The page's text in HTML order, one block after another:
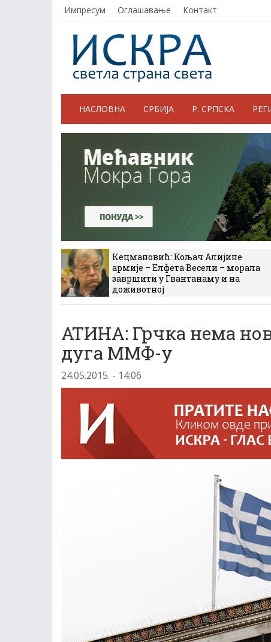
Импресум Оглашавање Контакт
НАСЛОВНА СРБИЈА Р. СРПСКА
Кецмановић: Кољач Алијине
армије – Елфета Весели – морала
завршити у Гвантанаму и на
доживотној
АТИНА: Грчка нема
дуга ММФ-у
24.05.2015. - 14:06